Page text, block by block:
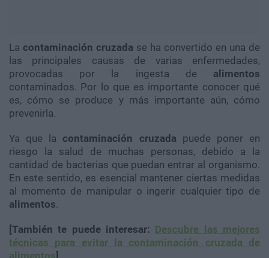
La contaminación cruzada se ha convertido en una de
las principales causas de varias enfermedades,
provocadas por la ingesta de alimentos
contaminados. Por lo que es importante conocer qué
es, cómo se produce y más importante aún, cómo
prevenirla.
Ya que la contaminación cruzada puede poner en
riesgo la salud de muchas personas, debido a la
cantidad de bacterias que puedan entrar al organismo.
En este sentido, es esencial mantener ciertas medidas
al momento de manipular o ingerir cualquier tipo de
alimentos.
[También te puede interesar: Descubre las mejores
técnicas para evitar la contaminación cruzada de